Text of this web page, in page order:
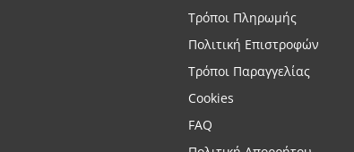
Τρόποι Πληρωμής
Πολιτική Επιστροφών
Τρόποι Παραγγελίας
Cookies
FAQ